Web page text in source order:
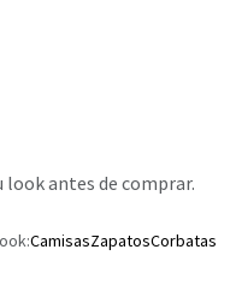
look antes de comprar.
CamisasZapatosCorbatas